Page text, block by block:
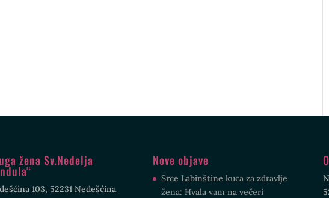
žena Sv.Nedelja
103, 52231 Nedešćina
Nove objave
Srce Labinštine kuca za zdravlje
žena: Hvala vam na večeri